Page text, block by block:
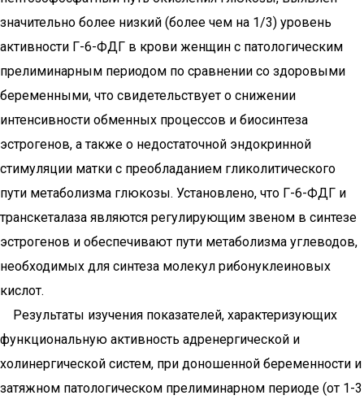
значительно более низкий (более чем на 1/3) уровень
активности Г-6-ФДГ в крови женщин с патологическим
прелиминарным периодом по сравнении со здоровыми
беременными, что свидетельствует о снижении
интенсивности обменных процессов и биосинтеза
эстрогенов, а также о недостаточной эндокринной
стимуляции матки с преобладанием гликолитического
пути метаболизма глюкозы. Установлено, что Г-6-ФДГ и
транскеталаза являются регулирующим звеном в синтезе
эстрогенов и обеспечивают пути метаболизма углеводов,
необходимых для синтеза молекул рибонуклеиновых
кислот.
Результаты изучения показателей, характеризующих
функциональную активность адренергической и
холинергической систем, при доношенной беременности и
затяжном патологическом прелиминарном периоде (от 1-3